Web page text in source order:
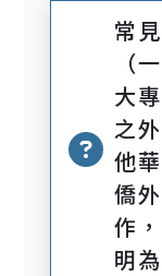
常
（
大
之
他
僑
作
明